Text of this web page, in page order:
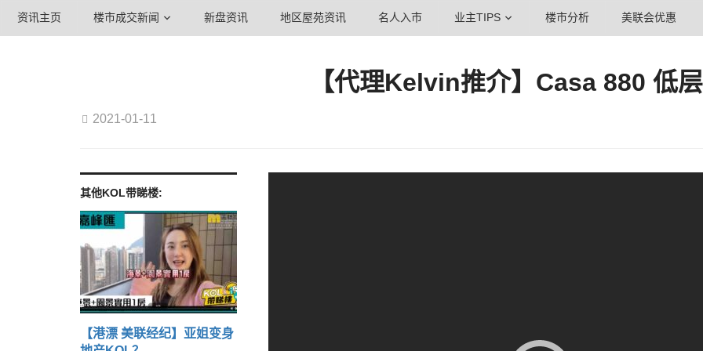
资讯主页 楼市成交新闻 新盘资讯 地区屋苑资讯 名人入市 业主TIPS 楼市分析 美联会优惠
【代理Kelvin推介】Casa 880 低
2021-01-11
其他KOL带睇楼:
【港漂 美联经纪】亚姐变身